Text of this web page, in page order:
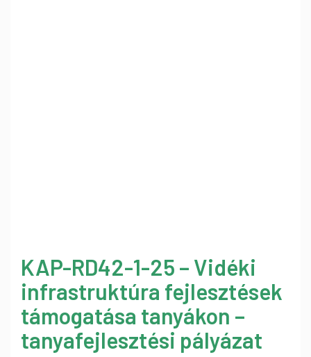
KAP-RD42-1-25 – Vidéki
infrastruktúra fejlesztések
támogatása tanyákon –
tanyafejlesztési pályázat